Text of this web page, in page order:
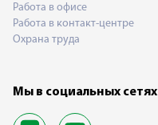
Работа в офисе
Работа в контакт-центре
Охрана труда
Мы в социальных сетях